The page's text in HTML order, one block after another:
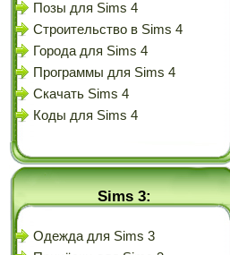
Позы для Sims 4
Строительство в Sims 4
Города для Sims 4
Программы для Sims 4
Скачать Sims 4
Коды для Sims 4
Sims 3:
Одежда для Sims 3